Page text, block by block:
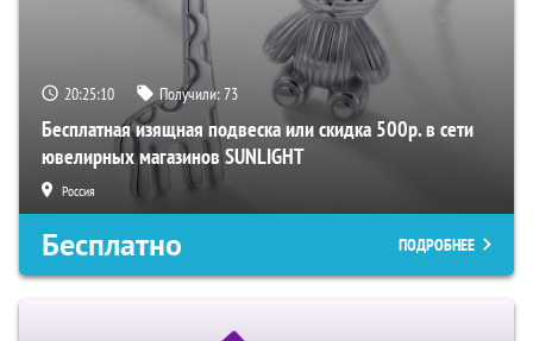
20:25:09 Получили:73
Бесплатная изящная подвеска или скидка 500р. в сети
ювелирных магазинов SUNLIGHT
Россия
Бесплатно ПОДРОБНЕЕ